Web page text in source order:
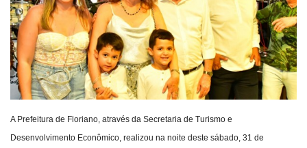
A Prefeitura de Floriano, através da Secretaria de Turismo e
Desenvolvimento Econômico, realizou na noite deste sábado, 31 de